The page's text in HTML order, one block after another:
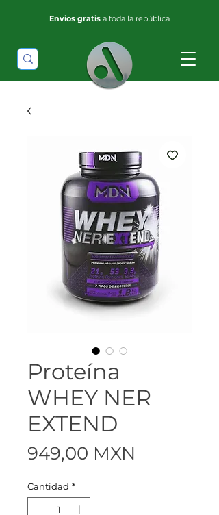
Envios gratis a toda la república
Proteína
WHEY NER
EXTEND
949,00 MXN
Cantidad *